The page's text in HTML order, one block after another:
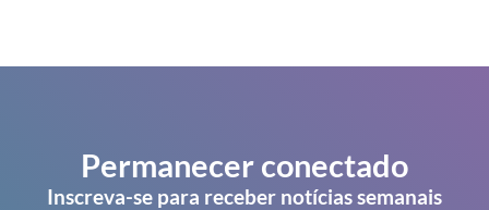
Permanecer conectado
Inscreva-se para receber notícias semanais